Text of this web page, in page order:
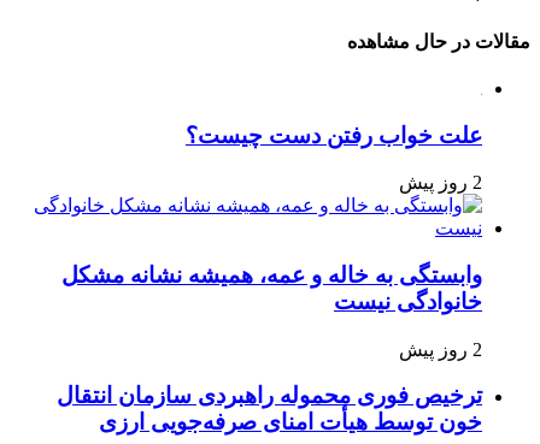
مقالات در حال مشاهده
علت خواب رفتن دست چیست؟
2 روز پیش
وابستگی به خاله و عمه، همیشه نشانه مشکل
خانوادگی نیست
2 روز پیش
ترخیص فوری محموله راهبردی سازمان انتقال
خون توسط هیأت امنای صرفه‌جویی ارزی